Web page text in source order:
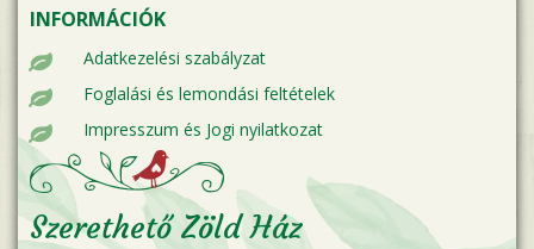
INFORMÁCIÓK
Adatkezelési szabályzat
Foglalási és lemondási feltételek
Impresszum és Jogi nyilatkozat
Szerethető Zöld Ház